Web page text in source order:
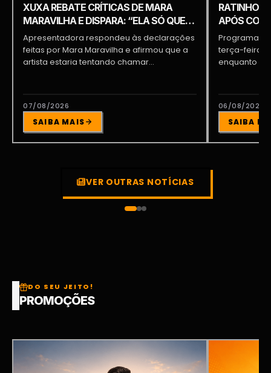
XUXA REBATE CRÍTICAS DE MARA
MARAVILHA E DISPARA: “ELA SÓ QUER
APARECER”
Apresentadora respondeu às declarações
feitas por Mara Maravilha e afirmou que a
artista estaria tentando chamar...
07/08/2026
SAIBA MAIS
RATINHO É
APÓS
PIQUILO
Programa
terça-feira
enquanto a
06/08/2026
SAIBA
VER OUTRAS NOTÍCIAS
DO SEU JEITO!
PROMOÇÕES